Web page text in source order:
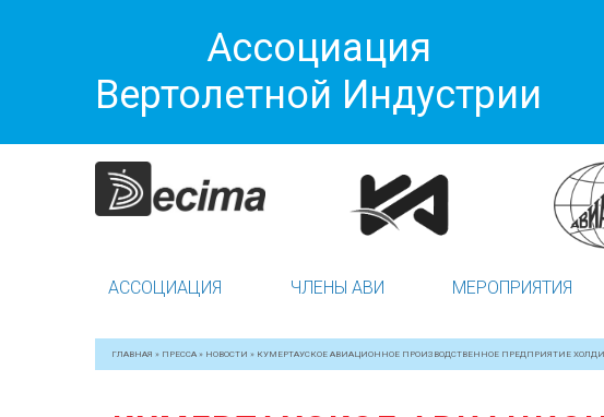
Ассоциация
Вертолетной Индустрии
АССОЦИАЦИЯ ЧЛЕНЫ АВИ МЕРОПРИЯТИЯ
ГЛАВНАЯ » ПРЕССА » НОВОСТИ » КУМЕРТАУСКОЕ АВИАЦИОННОЕ ПРОИЗВОДСТВЕННОЕ ПРЕДПРИЯТИЕ